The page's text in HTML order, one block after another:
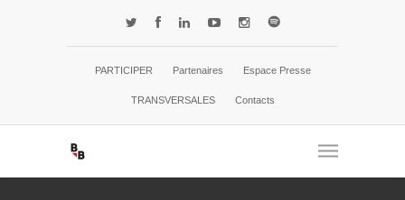
PARTICIPER Partenaires Espace Presse
TRANSVERSALES Contacts